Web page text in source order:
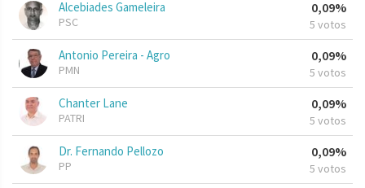
Alcebiades Gameleira
PSC
0,09%
5 votos
Antonio Pereira - Agro
PMN
0,09%
5 votos
Chanter Lane
PATRI
0,09%
5 votos
Dr. Fernando Pellozo
PP
0,09%
5 votos